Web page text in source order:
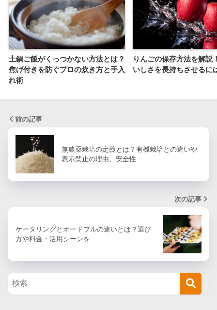
土鍋ご飯がくっつかない方法とは？
焦げ付きを防ぐプロの炊き方と手入
れ術
りんごの保存方法を解説
いしさを長持ちさせるに
前の記事
無農薬栽培の定義とは？有機栽培との違いや
表示禁止の理由、安全性…
次の記事
ケータリングとオードブルの違いとは？選び
方や料金・活用シーンを…